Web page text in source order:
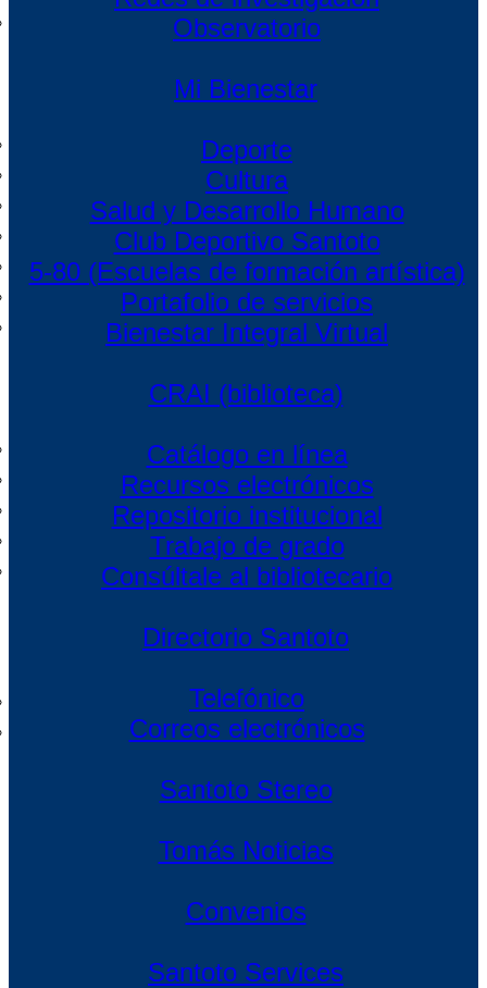
Observatorio
Mi Bienestar
Deporte
Cultura
Salud y Desarrollo Humano
Club Deportivo Santoto
5-80 (Escuelas de formación artística)
Portafolio de servicios
Bienestar Integral Virtual
CRAI (biblioteca)
Catálogo en línea
Recursos electrónicos
Repositorio institucional
Trabajo de grado
Consúltale al bibliotecario
Directorio Santoto
Telefónico
Correos electrónicos
Santoto Stereo
Tomás Noticias
Convenios
Santoto Services